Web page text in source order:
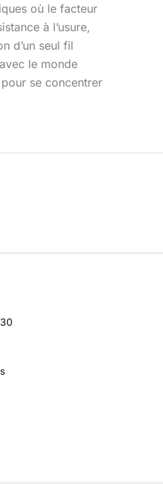
où le facteur
à l’usure,
d’un seul fil
le monde
se concentrer